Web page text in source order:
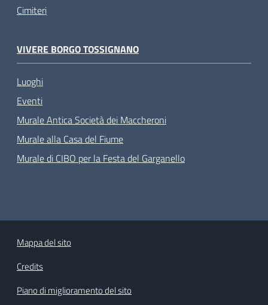
Cimiteri
VIVERE BORGO TOSSIGNANO
Luoghi
Eventi
Murale Antica Società dei Maccheroni
Murale alla Casa del Fiume
Murale di CIBO per la Festa del Garganello
Mappa del sito
Credits
Piano di miglioramento del sito